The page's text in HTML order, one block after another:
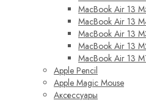
MacBook Air 13
MacBook Air 13
MacBook Air 13
MacBook Air 13
MacBook Air 13
Apple Pencil
Apple Magic Mouse
Аксессуары